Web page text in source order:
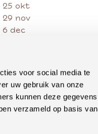
voor social media te
uw gebruik van onze
kunnen deze gegevens
verzameld op basis van
25 okt
29 nov
6 dec